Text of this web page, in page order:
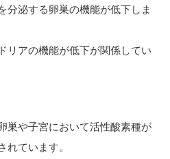
分泌する卵巣の機能が低下しま
リアの機能が低下が関係してい
巣や子宮において活性酸素種が
れています。